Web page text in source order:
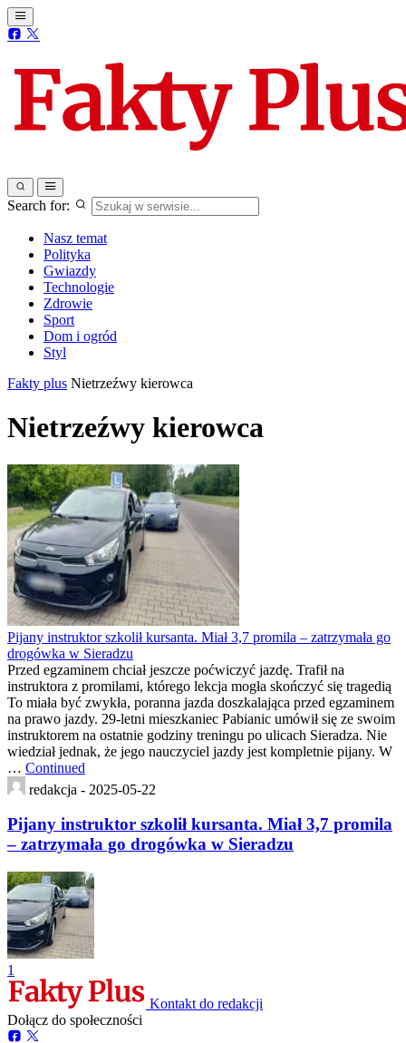
Search for:
Nasz temat
Polityka
Gwiazdy
Technologie
Zdrowie
Sport
Dom i ogród
Styl
Fakty plus Nietrzeźwy kierowca
Nietrzeźwy kierowca
Pijany instruktor szkolił kursanta. Miał 3,7 promila – zatrzymała go
drogówka w Sieradzu
Przed egzaminem chciał jeszcze poćwiczyć jazdę. Trafił na
instruktora z promilami, którego lekcja mogła skończyć się tragedią
To miała być zwykła, poranna jazda doszkalająca przed egzaminem
na prawo jazdy. 29-letni mieszkaniec Pabianic umówił się ze swoim
instruktorem na ostatnie godziny treningu po ulicach Sieradza. Nie
wiedział jednak, że jego nauczyciel jazdy jest kompletnie pijany. W
… Continued
redakcja - 2025-05-22
Pijany instruktor szkolił kursanta. Miał 3,7 promila
– zatrzymała go drogówka w Sieradzu
1
Kontakt do redakcji
Dołącz do społeczności